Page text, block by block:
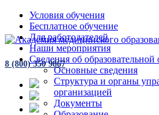
Условия обучения
Бесплатное обучение
Для работодателей
Наши мероприятия
Сведения об образовательной
Основные сведения
Структура и органы
организацией
Документы
8 (800) 350 9867